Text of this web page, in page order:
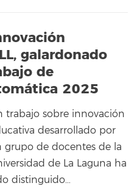
galardonado
de
2025
trabajo sobre innovación
desarrollado por
grupo de docentes de la
de La Laguna ha
distinguido…